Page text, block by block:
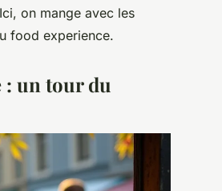
on mange avec les
food experience.
: un tour du